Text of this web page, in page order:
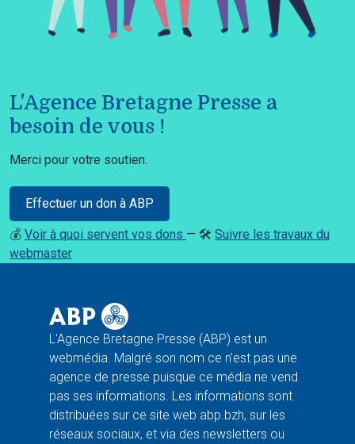
L'Agence Bretagne Presse a
besoin de vous !
Merci pour votre soutien.
Effectuer un don à ABP
💰 Voir à quoi servent vos dons — 🛠️ Suivre les travaux du
webmaster
L'Agence Bretagne Presse (ABP) est un
webmédia. Malgré son nom ce n'est pas une
agence de presse puisque ce média ne vend
pas ses informations. Les informations sont
distribuées sur ce site web abp.bzh, sur les
réseaux sociaux, et via des newsletters ou